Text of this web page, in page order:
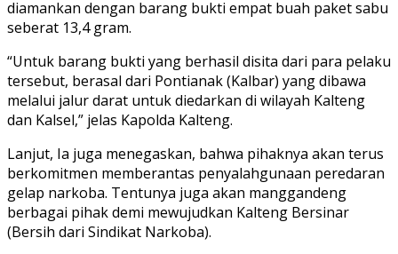
diamankan dengan barang bukti empat buah paket sabu
seberat 13,4 gram.
“Untuk barang bukti yang berhasil disita dari para pelaku
tersebut, berasal dari Pontianak (Kalbar) yang dibawa
melalui jalur darat untuk diedarkan di wilayah Kalteng
dan Kalsel,” jelas Kapolda Kalteng.
Lanjut, Ia juga menegaskan, bahwa pihaknya akan terus
berkomitmen memberantas penyalahgunaan peredaran
gelap narkoba. Tentunya juga akan manggandeng
berbagai pihak demi mewujudkan Kalteng Bersinar
(Bersih dari Sindikat Narkoba).